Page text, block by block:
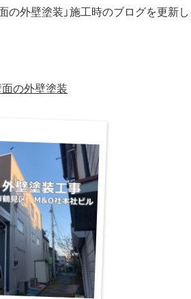
の外壁塗装」施工時のブログを更新し
の外壁塗装